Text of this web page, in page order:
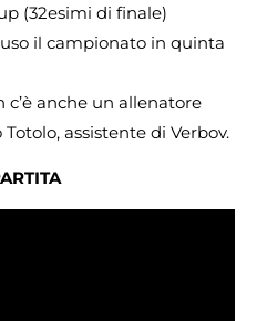
(32esimi di finale)
il campionato in quinta
anche un allenatore
assistente di Verbov.